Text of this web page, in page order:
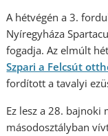
A hétvégén a 3.
Nyíregyháza
fogadja. Az elmúlt
Szpari a Felcsút
fordított a tavalyi
Ez lesz a 28. bajnoki
másodosztályban